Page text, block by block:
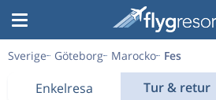
Sverige Göteborg Marocko Fes
Enkelresa Tur & retur